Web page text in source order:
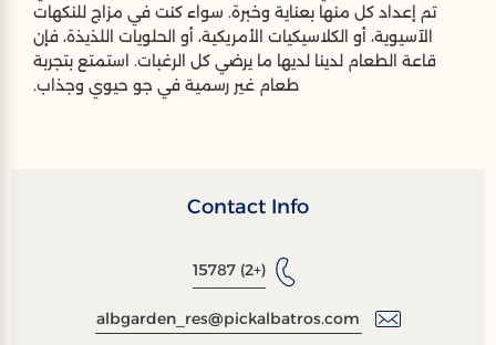
تم إعداد كل منها بعناية وخبرة. سواء كنت في مزاج للنكهات
الآسيوية، أو الكلاسيكيات الأمريكية، أو الحلويات اللذيذة، فإن
قاعة الطعام لدينا لديها ما يرضي كل الرغبات. استمتع بتجربة
طعام غير رسمية في جو حيوي وجذاب.
Contact Info
(+2) 15787
albgarden_res@pickalbatros.com